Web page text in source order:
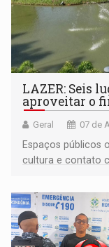
LAZER: Seis
aproveitar o
Geral 07 de
Espaços públicos
cultura e contato